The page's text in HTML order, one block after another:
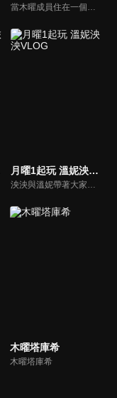
當木曜成員住在一個屋簷下時，會產生什麼火花呢？
月曜1起玩 溫妮泱泱VLOG
木曜塔庫希
木曜塔庫希